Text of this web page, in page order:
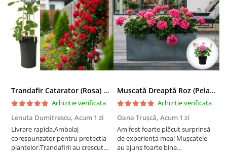
Trandafir Catarator (Rosa) Red Climber - 75cm
Achizitie verificata
Lenuta Dumitrescu, Acum 1 zi
Livrare rapida.Ambalaj
corespunzator pentru protectia
plantelor.Trandafirii au crescut
Mușcată Dreaptă Roz (Pelargonium Zonale)
Achizitie verificata
Oana Trușcă, Acum 1 zi
Am fost foarte plăcut surprinsă
de experiența mea! Mușcatele
au ajuns foarte bine